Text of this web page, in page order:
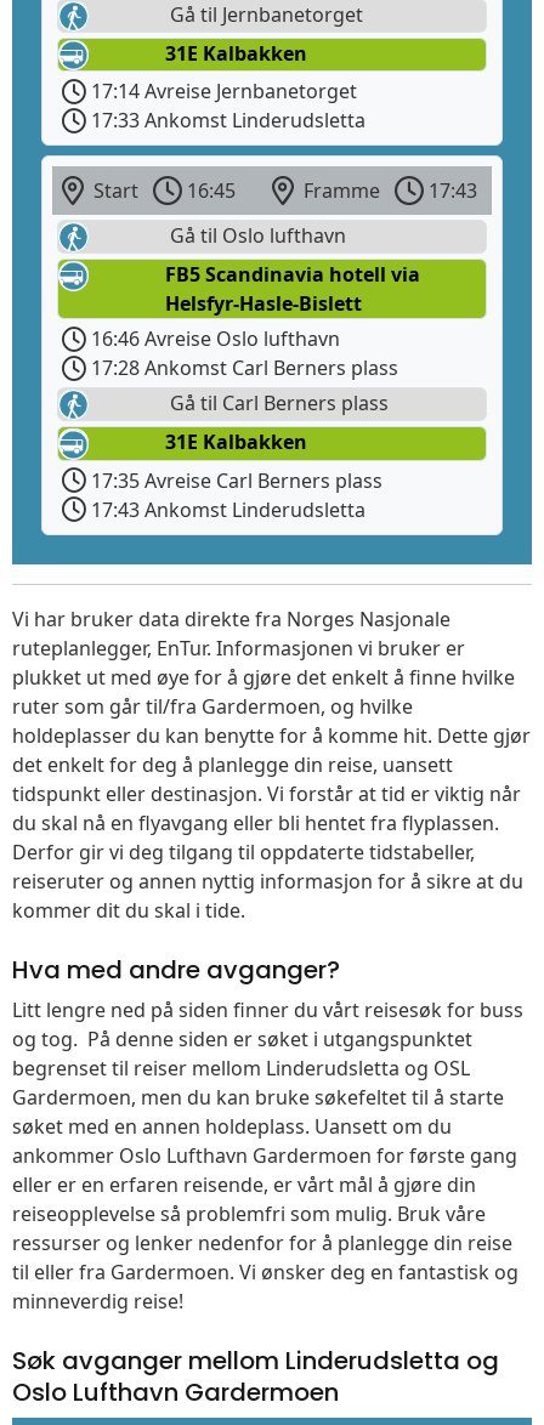
Gå til Jernbanetorget
31E Kalbakken
17:14 Avreise Jernbanetorget
17:33 Ankomst Linderudsletta
Start 16:45 Framme
17:43
Gå til Oslo lufthavn
FB5 Scandinavia hotell via
Helsfyr-Hasle-Bislett
16:46 Avreise Oslo lufthavn
17:28 Ankomst Carl Berners plass
Gå til Carl Berners plass
31E Kalbakken
17:35 Avreise Carl Berners plass
17:43 Ankomst Linderudsletta
Vi har bruker data direkte fra Norges Nasjonale
ruteplanlegger, EnTur. Informasjonen vi bruker er
plukket ut med øye for å gjøre det enkelt å finne hvilke
ruter som går til/fra Gardermoen, og hvilke
holdeplasser du kan benytte for å komme hit. Dette gjør
det enkelt for deg å planlegge din reise, uansett
tidspunkt eller destinasjon. Vi forstår at tid er viktig når
du skal nå en flyavgang eller bli hentet fra flyplassen.
Derfor gir vi deg tilgang til oppdaterte tidstabeller,
reiseruter og annen nyttig informasjon for å sikre at du
kommer dit du skal i tide.
Hva med andre avganger?
Litt lengre ned på siden finner du vårt reisesøk for buss
og tog. På denne siden er søket i utgangspunktet
begrenset til reiser mellom Linderudsletta og OSL
Gardermoen, men du kan bruke søkefeltet til å starte
søket med en annen holdeplass. Uansett om du
ankommer Oslo Lufthavn Gardermoen for første gang
eller er en erfaren reisende, er vårt mål å gjøre din
reiseopplevelse så problemfri som mulig. Bruk våre
ressurser og lenker nedenfor for å planlegge din reise
til eller fra Gardermoen. Vi ønsker deg en fantastisk og
minneverdig reise!
Søk avganger mellom Linderudsletta og
Oslo Lufthavn Gardermoen